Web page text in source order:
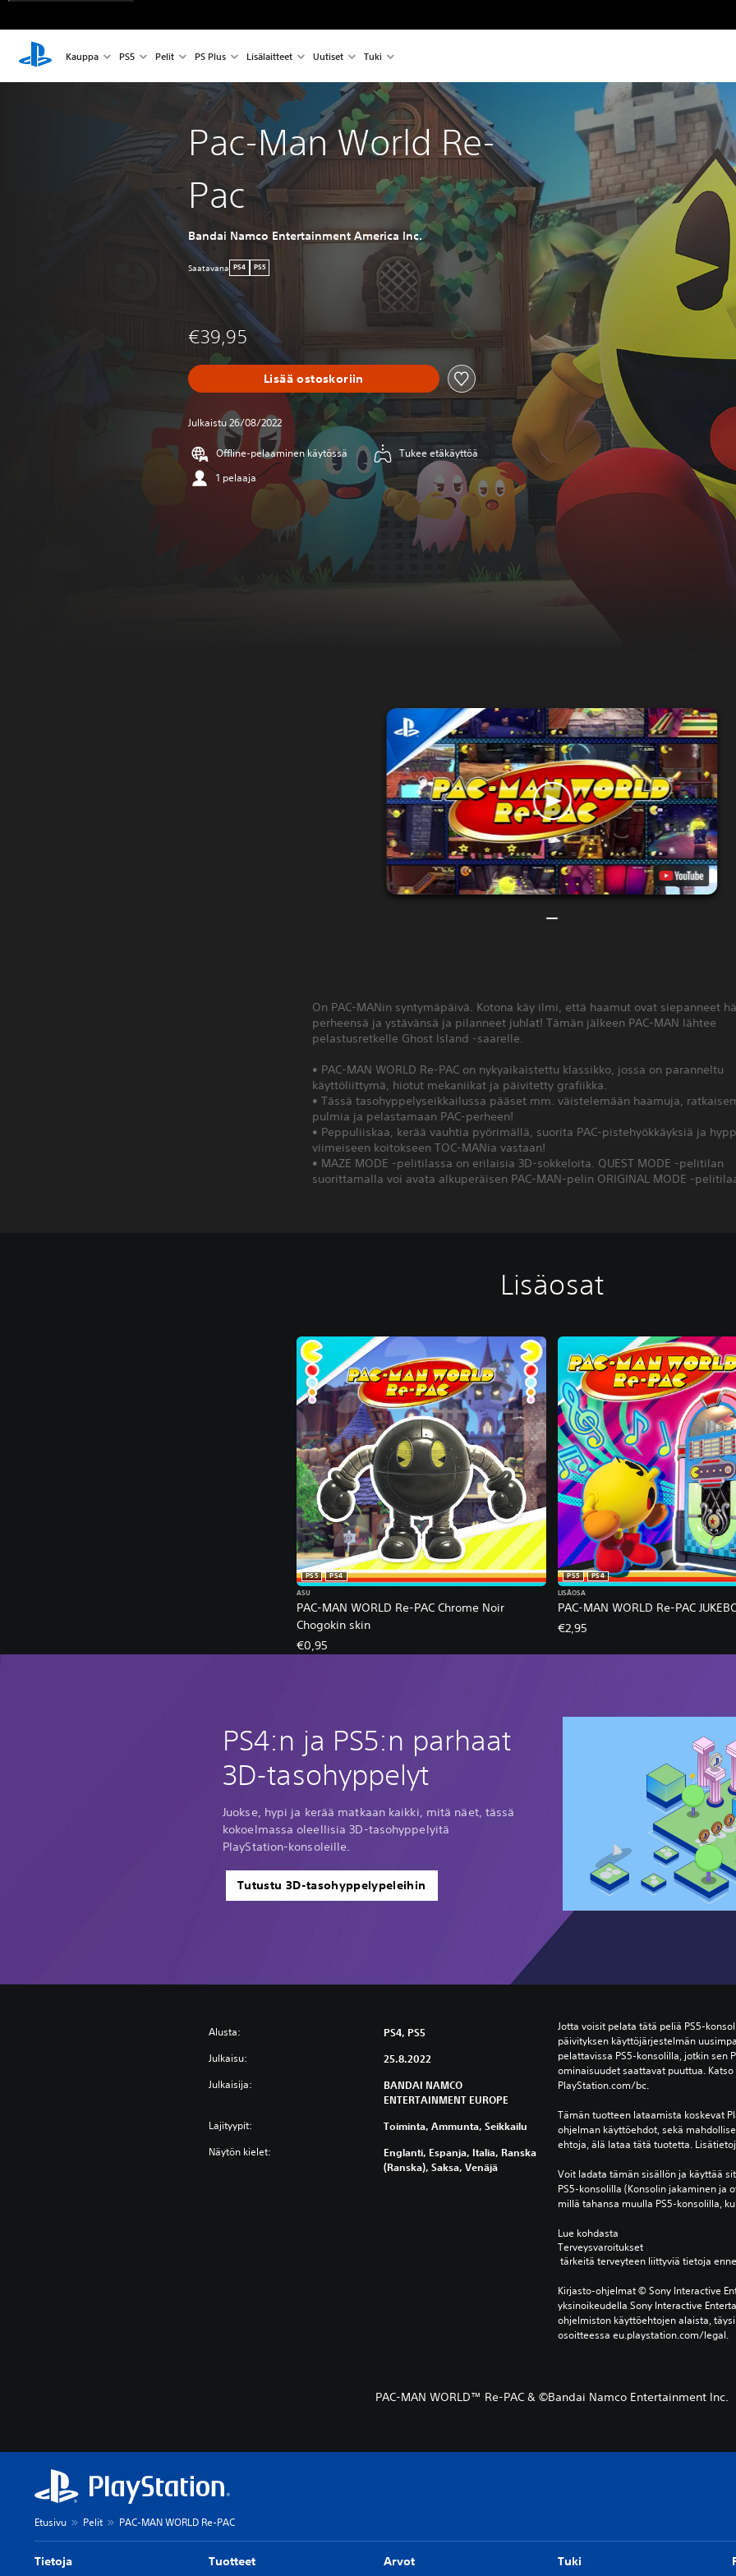
Kauppa PS5 Pelit PS Plus Lisälaitteet Uutiset Tuki
Pac-Man World Re-
Pac
Bandai Namco Entertainment America Inc.
Saatavana PS4 PS5
€39,95
Lisää ostoskoriin
Julkaistu 26/08/2022
Offline-pelaaminen käytössä
1 pelaaja
Tukee etäkäyttöä
On PAC-MANin syntymäpäivä. Kotona käy ilmi, että haamut ovat siepanneet
perheensä ja ystävänsä ja pilanneet juhlat! Tämän jälkeen PAC-MAN lähtee
pelastusretkelle Ghost Island -saarelle.
• PAC-MAN WORLD Re-PAC on nykyaikaistettu klassikko, jossa on paranneltu
käyttöliittymä, hiotut mekaniikat ja päivitetty grafiikka.
• Tässä tasohyppelyseikkailussa pääset mm. väistelemään haamuja,
pulmia ja pelastamaan PAC-perheen!
• Peppuliiskaa, kerää vauhtia pyörimällä, suorita PAC-pistehyökkäyksiä ja
viimeiseen koitokseen TOC-MANia vastaan!
• MAZE MODE -pelitilassa on erilaisia 3D-sokkeloita. QUEST MODE -pelitilan
suorittamalla voi avata alkuperäisen PAC-MAN-pelin ORIGINAL MODE -
Lisäosat
PAC-MAN WORLD Re-PAC Chrome Noir
Chogokin skin
PS5
PS4
ASU
€0,95
PAC-MAN WORLD Re-PAC
PS5
PS4
LISÄOSA
€2,95
PS4:n ja PS5:n parhaat
3D-tasohyppelyt
Juokse, hypi ja kerää matkaan kaikki, mitä näet, tässä
kokoelmassa oleellisia 3D-tasohyppelyitä
PlayStation-konsoleille.
Tutustu 3D-tasohyppelypeleihin
Alusta: PS4, PS5
Julkaisu: 25.8.2022
Julkaisija:
BANDAI NAMCO
ENTERTAINMENT EUROPE
Lajityypit: Toiminta, Ammunta, Seikkailu
Näytön kielet:
Englanti, Espanja, Italia, Ranska
(Ranska), Saksa, Venäjä
Jotta voisit pelata tätä peliä PS5-
päivityksen käyttöjärjestelmän
pelattavissa PS5-konsolilla, jotkin sen
ominaisuudet saattavat puuttua.
PlayStation.com/bc.
Tämän tuotteen lataamista koskevat
ohjelman käyttöehdot, sekä
ehtoja, älä lataa tätä tuotetta.
Voit ladata tämän sisällön ja käyttää
PS5-konsolilla (Konsolin jakaminen ja
millä tahansa muulla PS5-konsolilla,
Lue kohdasta
Terveysvaroitukset
tärkeitä terveyteen liittyviä tietoja
Kirjasto-ohjelmat © Sony Interactive
yksinoikeudella Sony Interactive
ohjelmiston käyttöehtojen alaista,
osoitteessa eu.playstation.com/legal.
PAC-MAN WORLD™ Re-PAC & ©︎Bandai Namco Entertainment Inc.
Etusivu Pelit PAC-MAN WORLD Re-PAC
Tietoja Tuotteet Arvot Tuki